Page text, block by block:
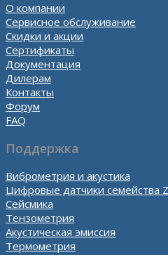
О компании
Сервисное обслуживание
Скидки и акции
Сертификаты
Документация
Дилерам
Контакты
Форум
FAQ
Поддержка
Виброметрия и акустика
Цифровые датчики семейства
Сейсмика
Тензометрия
Акустическая эмиссия
Термометрия